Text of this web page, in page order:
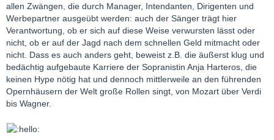
allen Zwängen, die durch Manager, Intendanten, Dirigenten und
Werbepartner ausgeübt werden: auch der Sänger trägt hier
Verantwortung, ob er sich auf diese Weise verwursten lässt oder
nicht, ob er auf der Jagd nach dem schnellen Geld mitmacht oder
nicht. Dass es auch anders geht, beweist z.B. die äußerst klug und
bedächtig aufgebaute Karriere der Sopranistin Anja Harteros, die
keinen Hype nötig hat und dennoch mittlerweile an den führenden
Opernhäusern der Welt große Rollen singt, von Mozart über Verdi
bis Wagner.